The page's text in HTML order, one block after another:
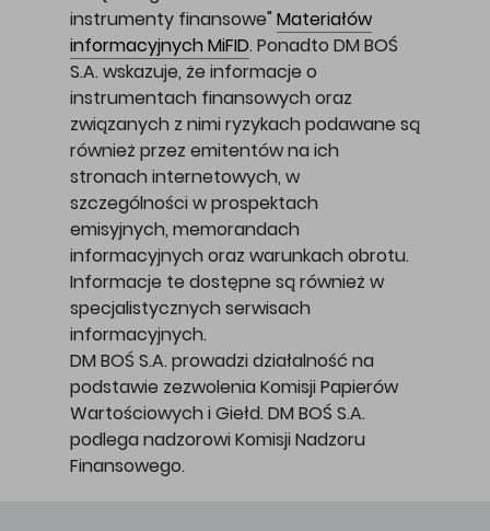
instrumenty finansowe" Materiałów
informacyjnych MiFID. Ponadto DM BOŚ
S.A. wskazuje, że informacje o
instrumentach finansowych oraz
związanych z nimi ryzykach podawane są
również przez emitentów na ich
stronach internetowych, w
szczególności w prospektach
emisyjnych, memorandach
informacyjnych oraz warunkach obrotu.
Informacje te dostępne są również w
specjalistycznych serwisach
informacyjnych.
DM BOŚ S.A. prowadzi działalność na
podstawie zezwolenia Komisji Papierów
Wartościowych i Giełd. DM BOŚ S.A.
podlega nadzorowi Komisji Nadzoru
Finansowego.